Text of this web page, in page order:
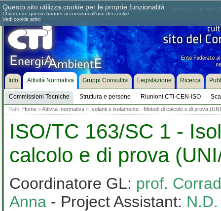
Chi siamo Dove siamo Contattaci Come associarsi
Info Attività Normativa
Commissioni Tecniche Struttura e persone Riunioni CTI-CEN-ISO
Gruppi Consultivi Legislazione Ricerca
Path: Home »Attività normativa » Isolanti e isolamento - Metodi di calcolo e di prova
ISO/TC 163/SC 1 -
calcolo e di prova
Coordinatore GL: prof.
Anna - Project Assistant: N.D.
Questo sito utilizza cookie per le proprie funzionalità
Chiudendo questo banner acconsenti all'uso dei cookie.
Vedi cookie attivi